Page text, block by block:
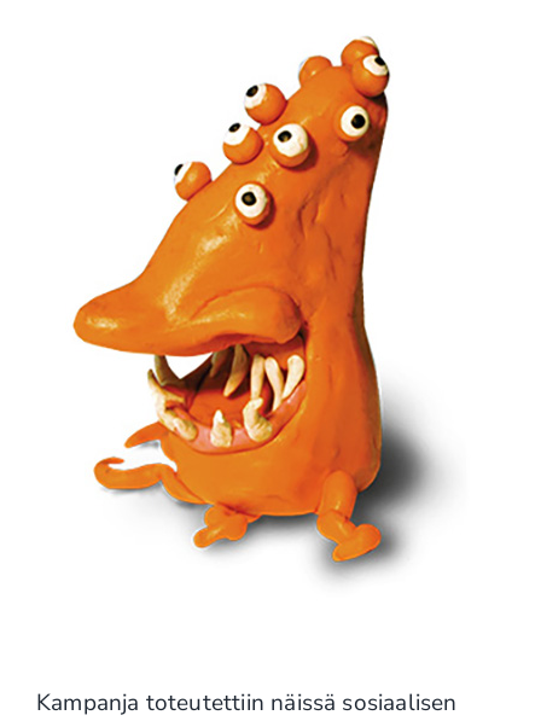
Kampanja toteutettiin näissä sosiaalisen